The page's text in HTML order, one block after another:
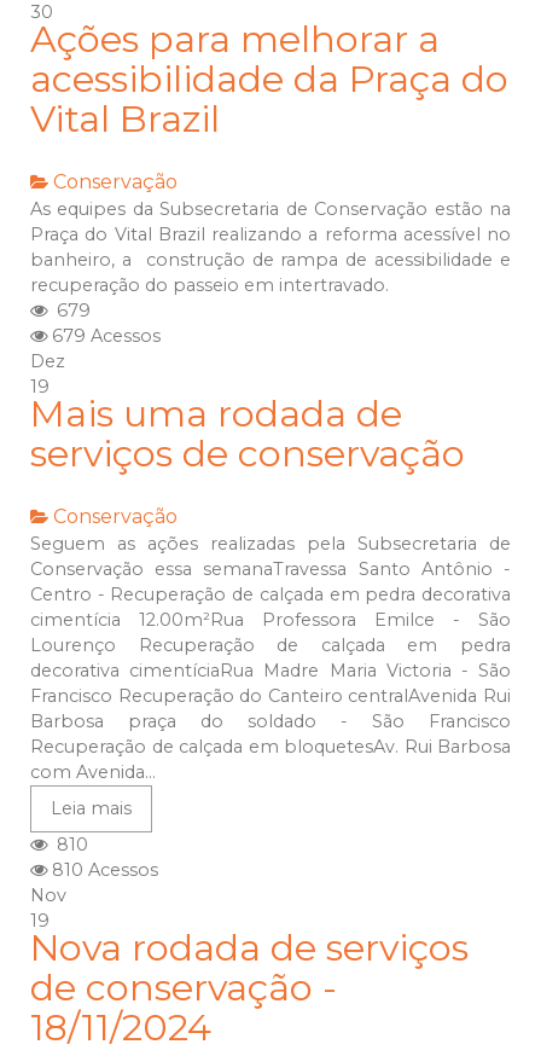
30
Ações para melhorar a
acessibilidade da Praça do
Vital Brazil
Conservação
As equipes da Subsecretaria de Conservação estão na
Praça do Vital Brazil realizando a reforma acessível no
banheiro, a construção de rampa de acessibilidade e
recuperação do passeio em intertravado.
679
679 Acessos
Dez
19
Mais uma rodada de
serviços de conservação
Conservação
Seguem as ações realizadas pela Subsecretaria de
Conservação essa semanaTravessa Santo Antônio -
Centro - Recuperação de calçada em pedra decorativa
cimentícia 12.00m²Rua Professora Emilce - São
Lourenço Recuperação de calçada em pedra
decorativa cimentíciaRua Madre Maria Victoria - São
Francisco Recuperação do Canteiro centralAvenida Rui
Barbosa praça do soldado - São Francisco
Recuperação de calçada em bloquetesAv. Rui Barbosa
com Avenida...
Leia mais
810
810 Acessos
Nov
19
Nova rodada de serviços
de conservação -
18/11/2024